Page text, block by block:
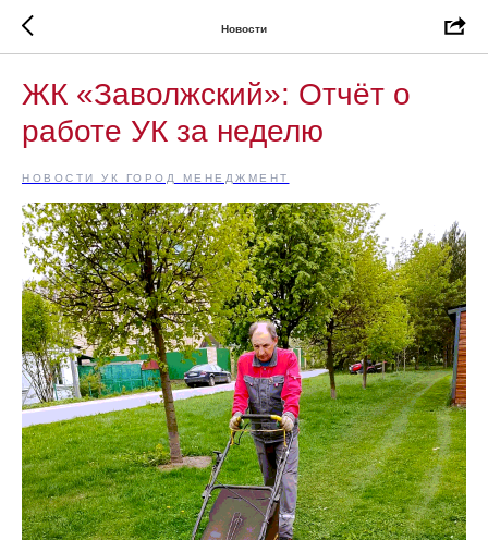
Новости
ЖК «Заволжский»: Отчёт о
работе УК за неделю
НОВОСТИ УК ГОРОД МЕНЕДЖМЕНТ